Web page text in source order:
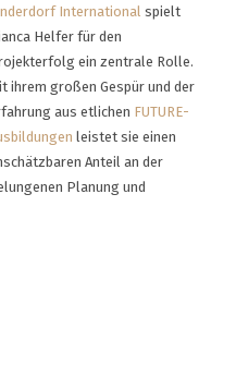
International spielt
Helfer für den
ein zentrale Rolle.
ihrem großen Gespür und der
aus etlichen FUTURE-
leistet sie einen
Anteil an der
Planung und